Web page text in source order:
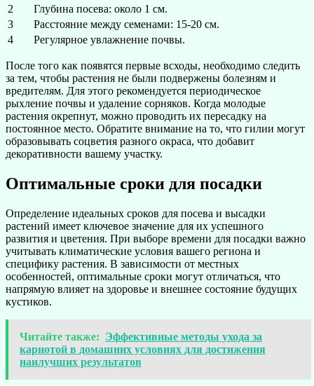
2
Глубина посева: около 1 см.
3
Расстояние между семенами: 15-20 см.
4
Регулярное увлажнение почвы.
После того как появятся первые всходы, необходимо следить
за тем, чтобы растения не были подвержены болезням и
вредителям. Для этого рекомендуется периодическое
рыхление почвы и удаление сорняков. Когда молодые
растения окрепнут, можно проводить их пересадку на
постоянное место. Обратите внимание на то, что гилии могут
образовывать соцветия разного окраса, что добавит
декоративности вашему участку.
Оптимальные сроки для посадки
Определение идеальных сроков для посева и высадки
растений имеет ключевое значение для их успешного
развития и цветения. При выборе времени для посадки важно
учитывать климатические условия вашего региона и
специфику растения. В зависимости от местных
особенностей, оптимальные сроки могут отличаться, что
напрямую влияет на здоровье и внешнее состояние будущих
кустиков.
Читайте также: Эффективные методы ухода за
кариотой в домашних условиях для достижения
наилучших результатов